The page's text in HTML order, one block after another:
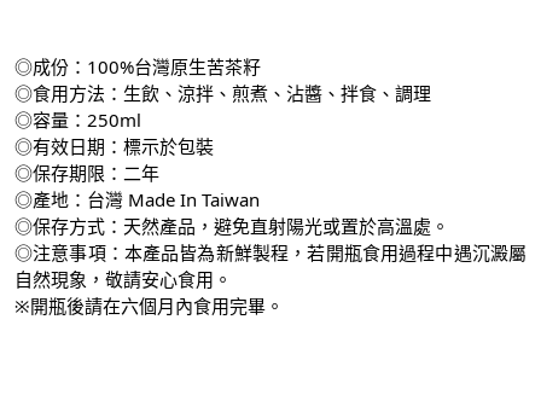
◎成份：100%台灣原生苦茶籽
◎食用方法：生飲、涼拌、煎煮、沾醬、拌食、調理
◎容量：250ml
◎有效日期：標示於包裝
◎保存期限：二年
◎產地：台灣 Made In Taiwan
◎保存方式：天然產品，避免直射陽光或置於高溫處。
◎注意事項：本產品皆為新鮮製程，若開瓶食用過程中遇沉澱屬
自然現象，敬請安心食用。
※開瓶後請在六個月內食用完畢。